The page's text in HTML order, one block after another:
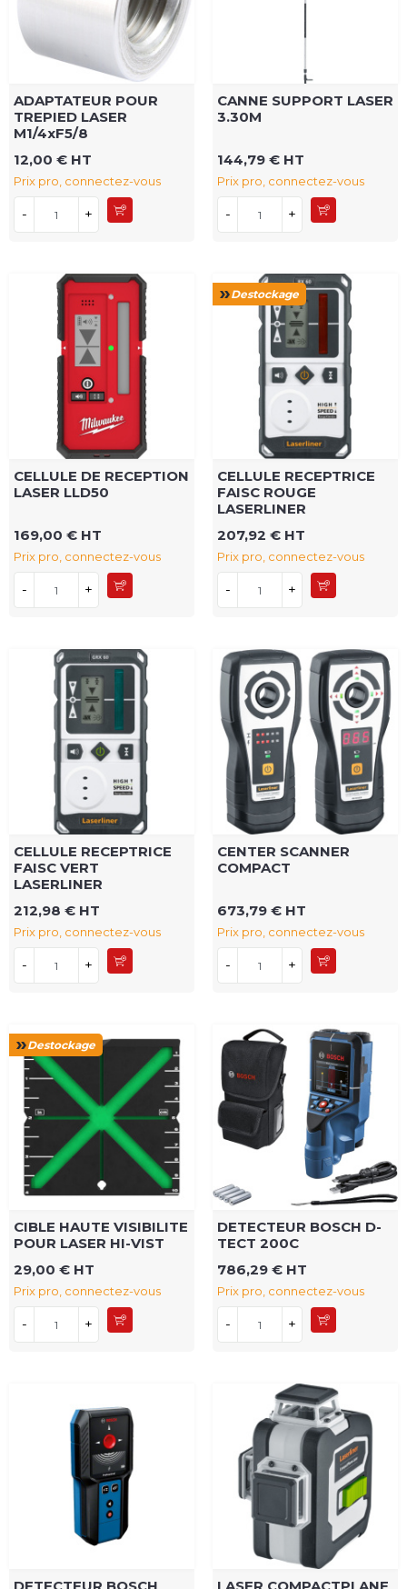
ADAPTATEUR POUR
TREPIED LASER
M1/4xF5/8
12,00 € HT
Prix pro, connectez-vous
- +
CANNE SUPPORT LASER
3.30M
144,79 € HT
Prix pro, connectez-vous
- +
CELLULE DE RECEPTION
LASER LLD50
169,00 € HT
Prix pro, connectez-vous
- +
Destockage
CELLULE RECEPTRICE
FAISC ROUGE
LASERLINER
207,92 € HT
Prix pro, connectez-vous
- +
CELLULE RECEPTRICE
FAISC VERT
LASERLINER
212,98 € HT
Prix pro, connectez-vous
- +
CENTER SCANNER
COMPACT
673,79 € HT
Prix pro, connectez-vous
- +
Destockage
CIBLE HAUTE VISIBILITE
POUR LASER HI-VIST
29,00 € HT
Prix pro, connectez-vous
- +
DETECTEUR BOSCH D-
TECT 200C
786,29 € HT
Prix pro, connectez-vous
- +